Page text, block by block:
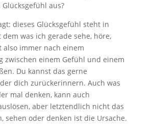
aus?
dieses Glücksgefühl steht in
was ich gerade sehe, höre,
also immer nach einem
zwischen einem Gefühl und einem
Du kannst das gerne
dich zurückerinnern. Auch was
mal denken, kann auch
aber letztendlich nicht das
sehen oder denken ist die Ursache.